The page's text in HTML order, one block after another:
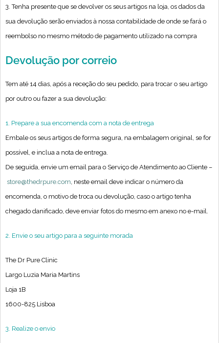
3. Tenha presente que se devolver os seus artigos na loja, os dados da
sua devolução serão enviados à nossa contabilidade de onde se fará o
reembolso no mesmo método de pagamento utilizado na compra
Devolução por correio
Tem até 14 dias, após a receção do seu pedido, para trocar o seu artigo
por outro ou fazer a sua devolução:
1. Prepare a sua encomenda com a nota de entrega
Embale os seus artigos de forma segura, na embalagem original, se for
possível, e inclua a nota de entrega.
De seguida, envie um email para o Serviço de Atendimento ao Cliente –
store@thedrpure.com, neste email deve indicar o número da
encomenda, o motivo de troca ou devolução, caso o artigo tenha
chegado danificado, deve enviar fotos do mesmo em anexo no e-mail.
2. Envie o seu artigo para a seguinte morada
The Dr Pure Clinic
Largo Luzia Maria Martins
Loja 1B
1600-825 Lisboa
3. Realize o envio